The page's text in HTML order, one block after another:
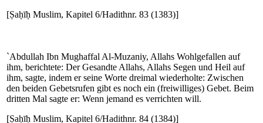
[Ṣaḥīḥ Muslim, Kapitel 6/Hadithnr. 83 (1383)]
`Abdullah Ibn Mughaffal Al-Muzaniy, Allahs Wohlgefallen auf
ihm, berichtete: Der Gesandte Allahs, Allahs Segen und Heil auf
ihm, sagte, indem er seine Worte dreimal wiederholte: Zwischen
den beiden Gebetsrufen gibt es noch ein (freiwilliges) Gebet. Beim
dritten Mal sagte er: Wenn jemand es verrichten will.
[Ṣaḥīḥ Muslim, Kapitel 6/Hadithnr. 84 (1384)]